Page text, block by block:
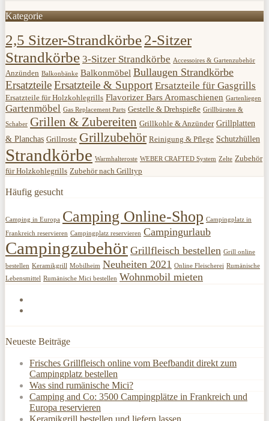
Kategorie
2,5 Sitzer-Strandkörbe2-Sitzer
Strandkörbe 3-Sitzer Strandkörbe Accessoires & Gartenzubehör
Anzünden Balkonbänke Balkonmöbel Bullaugen Strandkörbe
ErsatzteileErsatzteile & Support Ersatzteile für Gasgrills
Ersatzteile für Holzkohlegrills Flavorizer Bars Aromaschienen Gartenliegen
Gartenmöbel Gas Replacement Parts Gestelle & Drehspieße Grillbürsten &
Schaber Grillen & Zubereiten Grillkohle & Anzünder Grillplatten
& Planchas Grillroste Grillzubehör Reinigung & Pflege Schutzhüllen
Strandkörbe Warmhalteroste WEBER CRAFTED System Zelte Zubehör
für Holzkohlegrills Zubehör nach Grilltyp
Häufig gesucht
Camping in Europa Camping Online-Shop Campingplatz in
Frankreich reservieren Campingplatz reservieren Campingurlaub
Campingzubehör Grillfleisch bestellen Grill online
bestellen Keramikgrill Mobilheim Neuheiten 2021 Online Fleischerei Rumänische
Lebensmittel Rumänische Mici bestellen Wohnmobil mieten
Neueste Beiträge
Frisches Grillfleisch online vom Beefbandit direkt zum
Campingplatz bestellen
Was sind rumänische Mici?
Camping and Co: 3500 Campingplätze in Frankreich und
Europa reservieren
Keramikgrill bestellen und liefern lassen